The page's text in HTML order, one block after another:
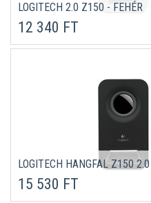
LOGITECH 2.0 Z150 - FEHÉR
12 340 FT
LOGITECH HANGFAL Z150 2.0
15 530 FT